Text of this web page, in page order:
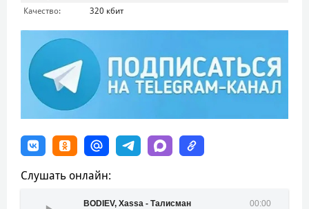
Качество:
320 кбит
Слушать онлайн:
00:00
BODIEV, Xassa - Талисман